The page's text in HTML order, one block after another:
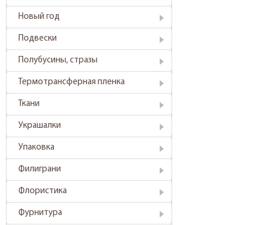
Новый год
Подвески
Полубусины, стразы
Термотрансферная пленка
Ткани
Украшалки
Упаковка
Филиграни
Флористика
Фурнитура